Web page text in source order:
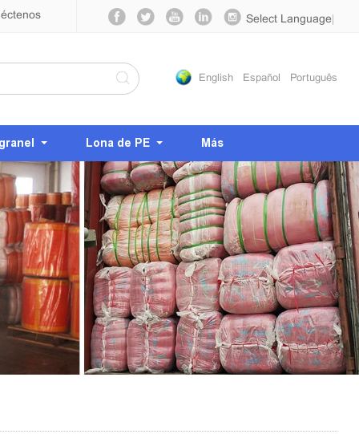
Select Language
English Español Português
Lona de PE Más